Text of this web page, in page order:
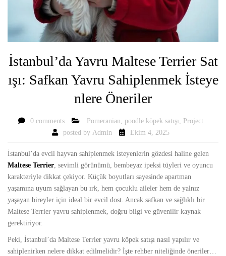
İstanbul’da Yavru Maltese Terrier Sat
ışı: Safkan Yavru Sahiplenmek İsteye
nlere Öneriler
0 comments Pomeranian poodle köpek satışı
Project
posted by Admin Ekim 4, 2025
İstanbul’da evcil hayvan sahiplenmek isteyenlerin gözdesi haline gelen
Maltese Terrier, sevimli görünümü, bembeyaz ipeksi tüyleri ve oyuncu
karakteriyle dikkat çekiyor. Küçük boyutları sayesinde apartman
yaşamına uyum sağlayan bu ırk, hem çocuklu aileler hem de yalnız
yaşayan bireyler için ideal bir evcil dost. Ancak safkan ve sağlıklı bir
Maltese Terrier yavru sahiplenmek, doğru bilgi ve güvenilir kaynak
gerektiriyor.
Peki, İstanbul’da Maltese Terrier yavru köpek satışı nasıl yapılır ve
sahiplenirken nelere dikkat edilmelidir? İşte rehber niteliğinde öneriler…